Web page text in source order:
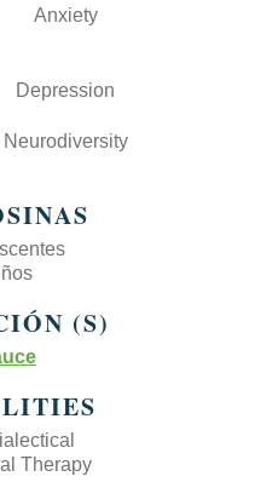
Anxiety
Depression
Neurodiversity
(S)
Therapy